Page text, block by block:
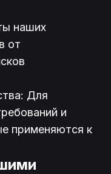
от
и
применяются к